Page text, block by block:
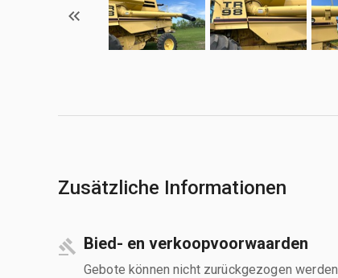
Zusätzliche Informationen
Bied- en verkoopvoorwaarden
Gebote können nicht zurückgezogen werden.